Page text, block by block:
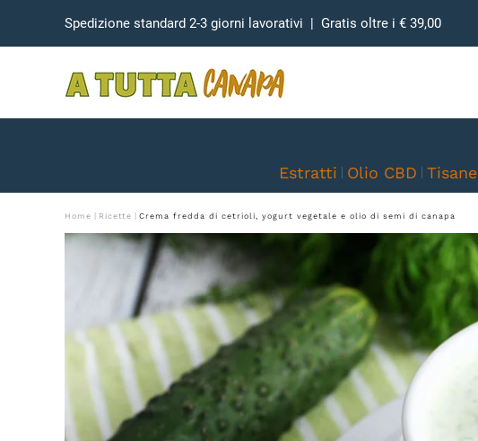
Skip to main content
Spedizione standard 2-3 giorni lavorativi | Gratis oltre i € 39,00
Estratti Olio CBD Tisane
Home Ricette Crema fredda di cetrioli, yogurt vegetale e olio di semi di canapa